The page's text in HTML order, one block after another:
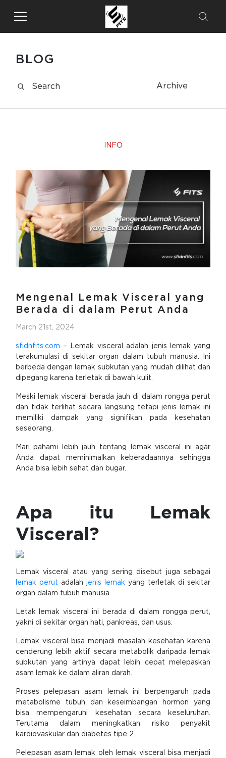
BLOG
Archive
INFO
Mengenal Lemak Visceral yang
Berada di dalam Perut Anda
March 21st, 2024
sfidnfits.com – Lemak visceral adalah jenis lemak yang
terakumulasi di sekitar organ dalam tubuh manusia. Ini
berbeda dengan lemak subkutan yang mudah dilihat dan
dipegang karena terletak di bawah kulit.
Meski lemak visceral berada jauh di dalam rongga perut
dan tidak terlihat secara langsung tetapi jenis lemak ini
memiliki dampak yang signifikan pada kesehatan
seseorang.
Mari pahami lebih jauh tentang lemak visceral ini agar
Anda dapat meminimalkan keberadaannya sehingga
Anda bisa lebih sehat dan bugar.
Apa itu Lemak
Visceral?
Lemak visceral atau yang sering disebut juga sebagai
lemak perut adalah jenis lemak yang terletak di sekitar
organ dalam tubuh manusia.
Letak lemak visceral ini berada di dalam rongga perut,
yakni di sekitar organ hati, pankreas, dan usus.
Lemak visceral bisa menjadi masalah kesehatan karena
cenderung lebih aktif secara metabolik daripada lemak
subkutan yang artinya dapat lebih cepat melepaskan
asam lemak ke dalam aliran darah.
Proses pelepasan asam lemak ini berpengaruh pada
metabolisme tubuh dan keseimbangan hormon yang
bisa mempengaruhi kesehatan secara keseluruhan.
Terutama dalam meningkatkan risiko penyakit
kardiovaskular dan diabetes tipe 2.
Pelepasan asam lemak oleh lemak visceral bisa menjadi